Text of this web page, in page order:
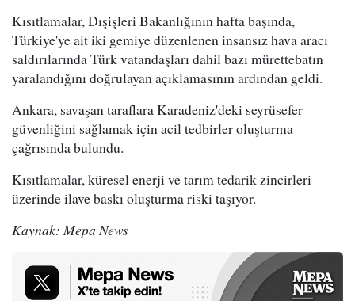
Kısıtlamalar, Dışişleri Bakanlığının hafta başında,
Türkiye'ye ait iki gemiye düzenlenen insansız hava aracı
saldırılarında Türk vatandaşları dahil bazı mürettebatın
yaralandığını doğrulayan açıklamasının ardından geldi.
Ankara, savaşan taraflara Karadeniz'deki seyrüsefer
güvenliğini sağlamak için acil tedbirler oluşturma
çağrısında bulundu.
Kısıtlamalar, küresel enerji ve tarım tedarik zincirleri
üzerinde ilave baskı oluşturma riski taşıyor.
Kaynak: Mepa News